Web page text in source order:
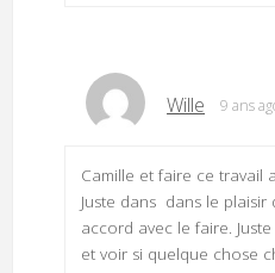
Wille 9 ans
Camille et faire ce travail
Juste dans dans le
accord avec le faire.
et voir si quelque chose